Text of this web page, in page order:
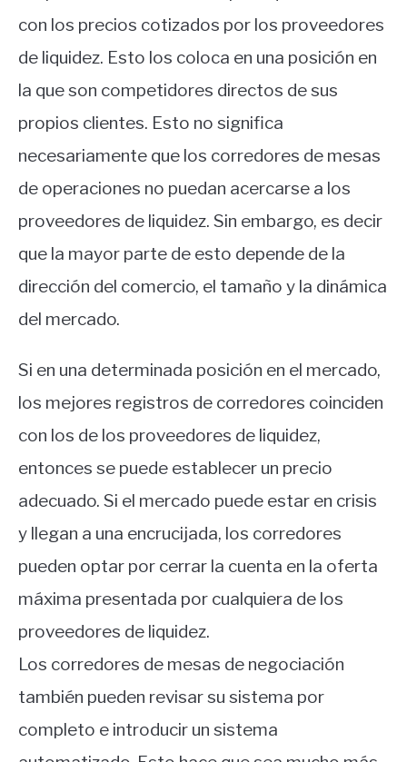
con los precios cotizados por los proveedores
de liquidez. Esto los coloca en una posición en
la que son competidores directos de sus
propios clientes. Esto no significa
necesariamente que los corredores de mesas
de operaciones no puedan acercarse a los
proveedores de liquidez. Sin embargo, es decir
que la mayor parte de esto depende de la
dirección del comercio, el tamaño y la dinámica
del mercado.
Si en una determinada posición en el mercado,
los mejores registros de corredores coinciden
con los de los proveedores de liquidez,
entonces se puede establecer un precio
adecuado. Si el mercado puede estar en crisis
y llegan a una encrucijada, los corredores
pueden optar por cerrar la cuenta en la oferta
máxima presentada por cualquiera de los
proveedores de liquidez.
Los corredores de mesas de negociación
también pueden revisar su sistema por
completo e introducir un sistema